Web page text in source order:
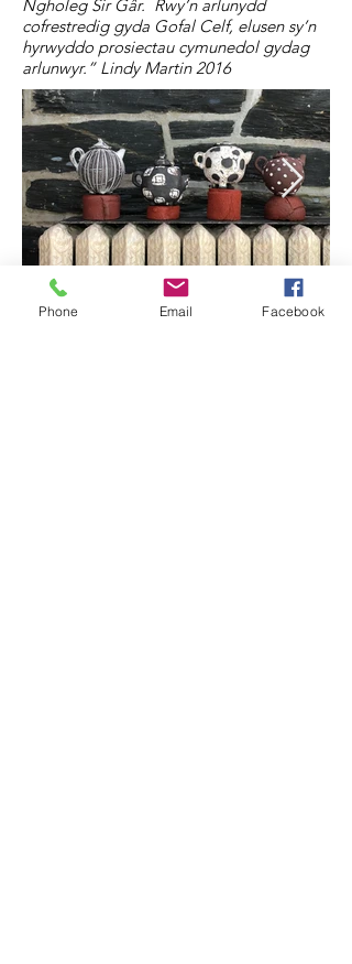
Ngholeg Sir Gâr. Rwy’n arlunydd
cofrestredig gyda Gofal Celf, elusen sy’n
hyrwyddo prosiectau cymunedol gydag
arlunwyr.” Lindy Martin 2016
Phone Email Facebook